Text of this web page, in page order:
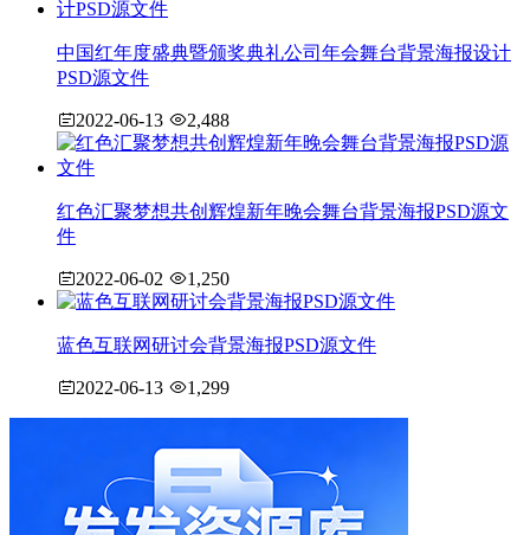
中国红年度盛典暨颁奖典礼公司年会舞台背景海报设计
PSD源文件
2022-06-13 2,488
红色汇聚梦想共创辉煌新年晚会舞台背景海报PSD源文
件
2022-06-02 1,250
蓝色互联网研讨会背景海报PSD源文件
2022-06-13 1,299